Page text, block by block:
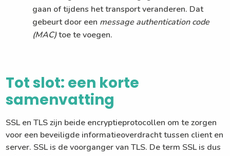
gaan of tijdens het transport veranderen. Dat
gebeurt door een message authentication code
(MAC)toe te voegen.
Tot slot: een korte
samenvatting
SSL en TLS zijn beide encryptieprotocollen om te zorgen
voor een beveiligde informatieoverdracht tussen client en
server. SSL is de voorganger van TLS. De term SSL is dus